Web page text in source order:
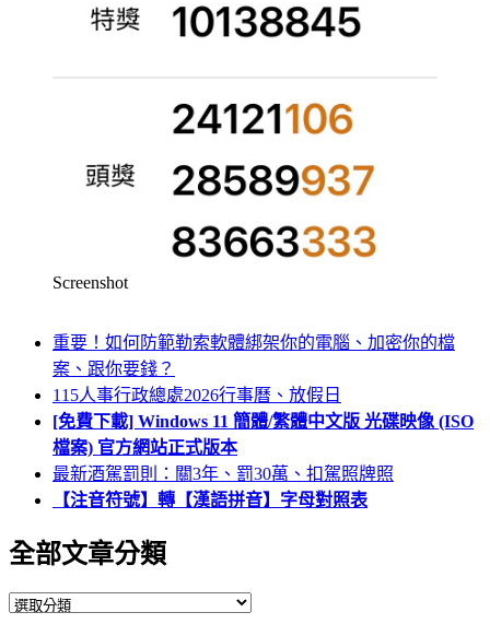
Screenshot
重要！如何防範勒索軟體綁架你的電腦、加密你的檔
案、跟你要錢？
115人事行政總處2026行事曆、放假日
[免費下載] Windows 11 簡體/繁體中文版 光碟映像 (ISO
檔案) 官方網站正式版本
最新酒駕罰則：關3年、罰30萬、扣駕照牌照
【注音符號】轉【漢語拼音】字母對照表
全部文章分類
全